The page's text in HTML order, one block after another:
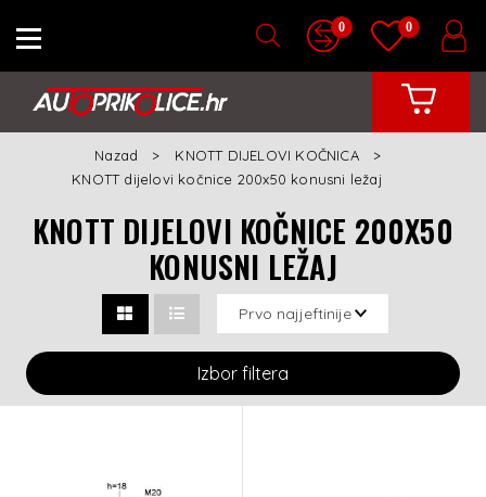
0 0
Nazad
KNOTT DIJELOVI KOČNICA
KNOTT dijelovi kočnice 200x50 konusni ležaj
KNOTT DIJELOVI KOČNICE 200X50
KONUSNI LEŽAJ
Izbor filtera